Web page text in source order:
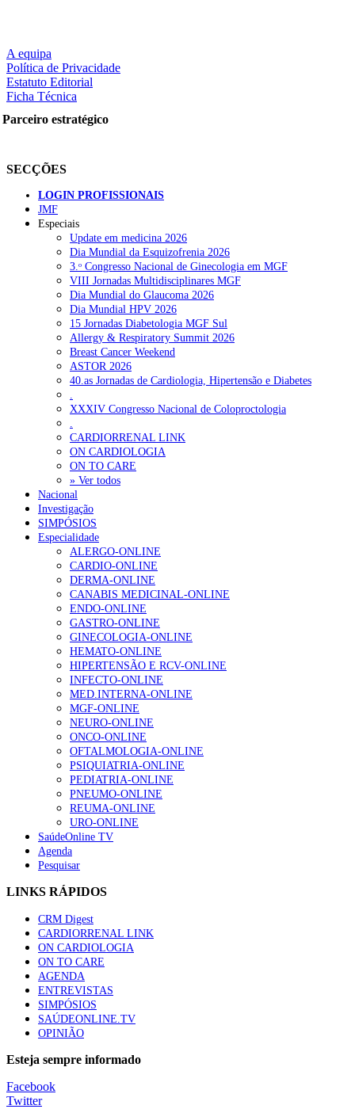
nas redes sociais:
RECENTES
Quase 11.900 jovens recorreram aos cheques psicólogo e
ULS de Coimbra estreia cirurgia endoscópica do ouvido com apoio
Enfermeiros exigem esclarecimentos sobre eventual gestão privada
Ordem dos Médicos alerta para riscos no novo sistema de acesso a
Portugal está a formar os médicos de que precisa?
MAIS LIDAS
Enfermagem Forense. “Da urgência ao tribunal, cada
203 visualizações
1.º Episódio do Podcast “Frequência Cardio – Sintoniza-
169 visualizações
Alguns milhares de utentes podem ficar sem médico de
132 visualizações
“Os programas de rastreio do cancro do pulmão são
93 visualizações
Quase quatro em cada dez doentes com enfarte
87 visualizações
Trodelvy aprovado para primeira linha no cancro da
61 visualizações
MAIS NOTÍCIAS
Estudo relaciona exposição a pesticidas na infância com idade
A equipa
Política de Privacidade
Estatuto Editorial
Ficha Técnica
Parceiro estratégico
SECÇÕES
LOGIN PROFISSIONAIS
JMF
Especiais
Update em medicina 2026
Dia Mundial da Esquizofrenia 2026
3.ᵒ Congresso Nacional de Ginecologia em MGF
VIII Jornadas Multidisciplinares MGF
Dia Mundial do Glaucoma 2026
Dia Mundial HPV 2026
15 Jornadas Diabetologia MGF Sul
Allergy & Respiratory Summit 2026
Breast Cancer Weekend
ASTOR 2026
40.as Jornadas de Cardiologia, Hipertensão e Diabetes
.
XXXIV Congresso Nacional de Coloproctologia
.
CARDIORRENAL LINK
ON CARDIOLOGIA
ON TO CARE
» Ver todos
Nacional
Investigação
SIMPÓSIOS
Especialidade
ALERGO-ONLINE
CARDIO-ONLINE
DERMA-ONLINE
CANABIS MEDICINAL-ONLINE
ENDO-ONLINE
GASTRO-ONLINE
GINECOLOGIA-ONLINE
HEMATO-ONLINE
HIPERTENSÃO E RCV-ONLINE
INFECTO-ONLINE
MED.INTERNA-ONLINE
MGF-ONLINE
NEURO-ONLINE
ONCO-ONLINE
OFTALMOLOGIA-ONLINE
PSIQUIATRIA-ONLINE
PEDIATRIA-ONLINE
PNEUMO-ONLINE
REUMA-ONLINE
URO-ONLINE
SaúdeOnline TV
Agenda
Pesquisar
LINKS RÁPIDOS
CRM Digest
CARDIORRENAL LINK
ON CARDIOLOGIA
ON TO CARE
AGENDA
ENTREVISTAS
SIMPÓSIOS
SAÚDEONLINE.TV
OPINIÃO
Esteja sempre informado
Facebook
Twitter